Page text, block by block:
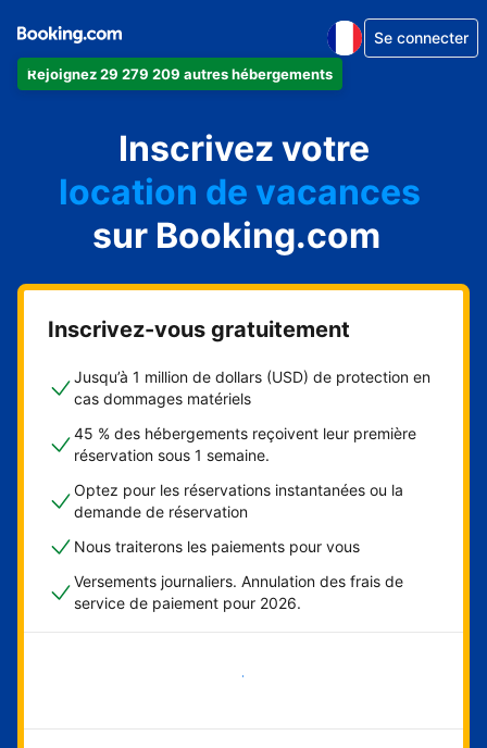
Rejoignez 29 279 209 autres hébergements
Se connecter
Inscrivez votre
appartement
hôtel
location de vacances
auberge de jeunesse
chambre d'hôtes
sur Booking.com
Inscrivez-vous gratuitement
Jusqu’à 1 million de dollars (USD) de protection en
cas dommages matériels
45 % des hébergements reçoivent leur première
réservation sous 1 semaine.
Optez pour les réservations instantanées ou la
demande de réservation
Nous traiterons les paiements pour vous
Versements journaliers. Annulation des frais de
service de paiement pour 2026.
Démarrer maintenant